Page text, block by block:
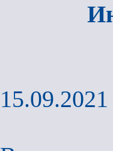
15.09.2021